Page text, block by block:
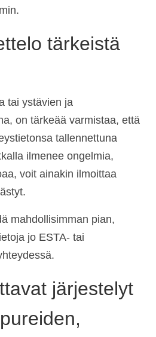
tärkeistä
tai ystävien ja
on tärkeää varmistaa, että
tallennettuna
ilmenee ongelmia,
voit ainakin ilmoittaa
mahdollisimman pian,
jo ESTA- tai
järjestelyt